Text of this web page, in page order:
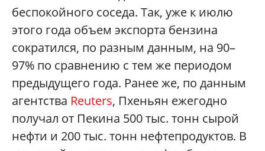
беспокойного соседа. Так, уже к июлю
этого года объем экспорта бензина
сократился, по разным данным, на 90–
97% по сравнению с тем же периодом
предыдущего года. Ранее же, по данным
агентства Reuters, Пхеньян ежегодно
получал от Пекина 500 тыс. тонн сырой
нефти и 200 тыс. тонн нефтепродуктов. В